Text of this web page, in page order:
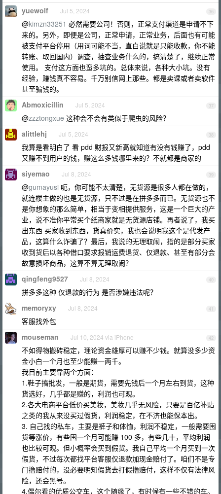
36
yuewolf Jul 5, 2024
@kimzn33251 必然需要公司！否则，正常支付渠道是申请不下
来的。另外，即便是公司，正常申请，正常业务，后面也有可能
被支付平台停用（用词可能不当，直白说就是只能收款，你不能
转账、取回国内）调查，抽查业务什么的，搞清楚了，继续正常
使用。 支付这方面也蛮多坑的。总体来说，各种大小坑。没有
经验，赚钱真不容易。千万别信网上那些。都是卖课或者卖软件
甚至骗钱的。
37
Abmoxicillin Jul 5, 2024
@zzztongxue 这种会不会有类似于爬虫的风险？
38
alittlehj Jul 5, 2024
我算是看明白了 看 pdd 财报又新高就知道有没有钱赚了，pdd
又赚不到用户的钱，赚这么多钱哪里来的？不就都是商家的
39
siyemao Jul 8, 2024
@gumayusi 呃，你可能不太清楚，无货源是很多人都在做的，
就连楼主做的也是无货源，只不过是在拼多多而已。无货源也不
是你想象的那么简单，相当于变相提供服务，这是一个巨大的产
业，说不准你平常买个纸商家就是无货源店铺。再者说了，我买
出东西 买家收到东西，货真价实，我也会说明我这个是代发产
品，这算什么诈骗了？最后，我说的无理取闹，指的是部分买家
收到货后以各种借口要求报销运费退货、仅退款、甚至有部分会
故意损坏商品，这算不算无理取闹？
40
qingfeng9527 Jul 8, 2024
拼多多这种 仅退款的行为 是否涉嫌违法呢？
41
memoryxy Jul 8, 2024
客服找外包
42
mouseman Jul 10, 2024 via iPhone
不如得物搬砖稳定，理论资金雄厚可以赚不少钱。就算没多少资
金小白一个月也至少能赚一两千。
我目前主要靠两个方面：
1.鞋子搞批发，一般是期货，需要先钱后一个月左右到货，这种
货选好，几乎都是赚的，利润也可观。
2.各大电商平台低价买美妆，美妆几乎无风险，只要是百亿补贴
之类的我从来没买过假货，利润稳定，在不济也能保本出。
3. 自己找的私车，主要是裤子和体恤，利润不稳定，一般需要囤
货等涨价，有些囤一个月可能赚 100 多，有些几十，平均利润
也比较可观。但小概率会买到假货。我自己平均一个月买到一次
假货，不过每次都找平台客服仅退款加现金赔付了。咱们不是专
门撸赔付的，没必要明知假货去打假撸赔付，这样不仅有法律风
险，还会黑号。
4.偶尔看的优质公交车，这个随缘了，有时候有一些不错的车。